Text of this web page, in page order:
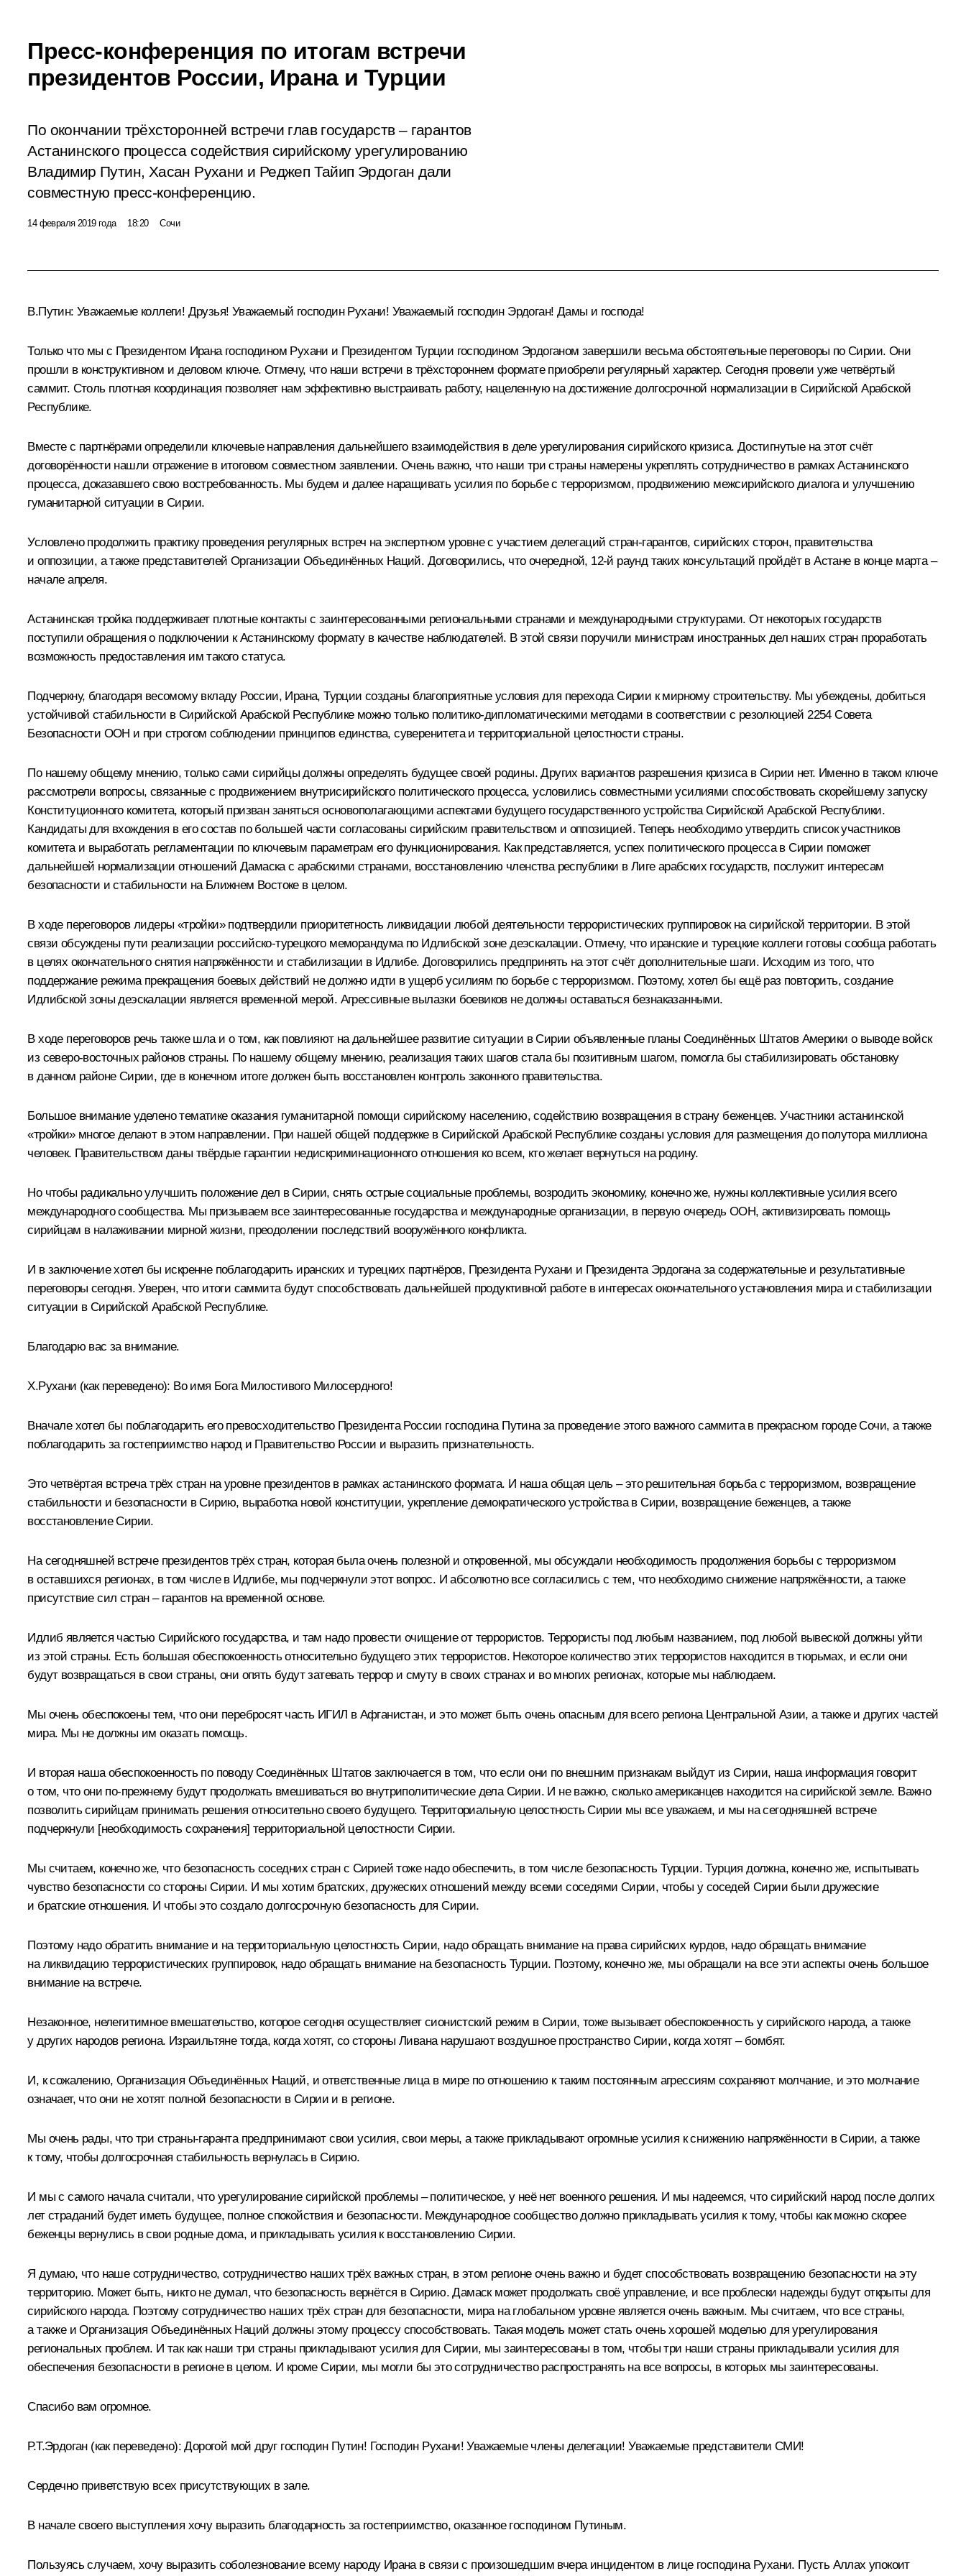
Пресс-конференция по итогам встречи
президентов России, Ирана и Турции
По окончании трёхсторонней встречи глав государств – гарантов
Астанинского процесса содействия сирийскому урегулированию
Владимир Путин, Хасан Рухани и Реджеп Тайип Эрдоган дали
совместную пресс-конференцию.
14 февраля 2019 года 18:20 Сочи
В.Путин: Уважаемые коллеги! Друзья! Уважаемый господин Рухани! Уважаемый господин Эрдоган! Дамы и господа!
Только что мы с Президентом Ирана господином Рухани и Президентом Турции господином Эрдоганом завершили весьма обстоятельные переговоры по Сирии. Они
прошли в конструктивном и деловом ключе. Отмечу, что наши встречи в трёхстороннем формате приобрели регулярный характер. Сегодня провели уже четвёртый
саммит. Столь плотная координация позволяет нам эффективно выстраивать работу, нацеленную на достижение долгосрочной нормализации в Сирийской Арабской
Республике.
Вместе с партнёрами определили ключевые направления дальнейшего взаимодействия в деле урегулирования сирийского кризиса. Достигнутые на этот счёт
договорённости нашли отражение в итоговом совместном заявлении. Очень важно, что наши три страны намерены укреплять сотрудничество в рамках Астанинского
процесса, доказавшего свою востребованность. Мы будем и далее наращивать усилия по борьбе с терроризмом, продвижению межсирийского диалога и улучшению
гуманитарной ситуации в Сирии.
Условлено продолжить практику проведения регулярных встреч на экспертном уровне с участием делегаций стран-гарантов, сирийских сторон, правительства
и оппозиции, а также представителей Организации Объединённых Наций. Договорились, что очередной, 12-й раунд таких консультаций пройдёт в Астане в конце марта –
начале апреля.
Астанинская тройка поддерживает плотные контакты с заинтересованными региональными странами и международными структурами. От некоторых государств
поступили обращения о подключении к Астанинскому формату в качестве наблюдателей. В этой связи поручили министрам иностранных дел наших стран проработать
возможность предоставления им такого статуса.
Подчеркну, благодаря весомому вкладу России, Ирана, Турции созданы благоприятные условия для перехода Сирии к мирному строительству. Мы убеждены, добиться
устойчивой стабильности в Сирийской Арабской Республике можно только политико-дипломатическими методами в соответствии с резолюцией 2254 Совета
Безопасности ООН и при строгом соблюдении принципов единства, суверенитета и территориальной целостности страны.
По нашему общему мнению, только сами сирийцы должны определять будущее своей родины. Других вариантов разрешения кризиса в Сирии нет. Именно в таком ключе
рассмотрели вопросы, связанные с продвижением внутрисирийского политического процесса, условились совместными усилиями способствовать скорейшему запуску
Конституционного комитета, который призван заняться основополагающими аспектами будущего государственного устройства Сирийской Арабской Республики.
Кандидаты для вхождения в его состав по большей части согласованы сирийским правительством и оппозицией. Теперь необходимо утвердить список участников
комитета и выработать регламентации по ключевым параметрам его функционирования. Как представляется, успех политического процесса в Сирии поможет
дальнейшей нормализации отношений Дамаска с арабскими странами, восстановлению членства республики в Лиге арабских государств, послужит интересам
безопасности и стабильности на Ближнем Востоке в целом.
В ходе переговоров лидеры «тройки» подтвердили приоритетность ликвидации любой деятельности террористических группировок на сирийской территории. В этой
связи обсуждены пути реализации российско-турецкого меморандума по Идлибской зоне деэскалации. Отмечу, что иранские и турецкие коллеги готовы сообща работать
в целях окончательного снятия напряжённости и стабилизации в Идлибе. Договорились предпринять на этот счёт дополнительные шаги. Исходим из того, что
поддержание режима прекращения боевых действий не должно идти в ущерб усилиям по борьбе с терроризмом. Поэтому, хотел бы ещё раз повторить, создание
Идлибской зоны деэскалации является временной мерой. Агрессивные вылазки боевиков не должны оставаться безнаказанными.
В ходе переговоров речь также шла и о том, как повлияют на дальнейшее развитие ситуации в Сирии объявленные планы Соединённых Штатов Америки о выводе войск
из северо-восточных районов страны. По нашему общему мнению, реализация таких шагов стала бы позитивным шагом, помогла бы стабилизировать обстановку
в данном районе Сирии, где в конечном итоге должен быть восстановлен контроль законного правительства.
Большое внимание уделено тематике оказания гуманитарной помощи сирийскому населению, содействию возвращения в страну беженцев. Участники астанинской
«тройки» многое делают в этом направлении. При нашей общей поддержке в Сирийской Арабской Республике созданы условия для размещения до полутора миллиона
человек. Правительством даны твёрдые гарантии недискриминационного отношения ко всем, кто желает вернуться на родину.
Но чтобы радикально улучшить положение дел в Сирии, снять острые социальные проблемы, возродить экономику, конечно же, нужны коллективные усилия всего
международного сообщества. Мы призываем все заинтересованные государства и международные организации, в первую очередь ООН, активизировать помощь
сирийцам в налаживании мирной жизни, преодолении последствий вооружённого конфликта.
И в заключение хотел бы искренне поблагодарить иранских и турецких партнёров, Президента Рухани и Президента Эрдогана за содержательные и результативные
переговоры сегодня. Уверен, что итоги саммита будут способствовать дальнейшей продуктивной работе в интересах окончательного установления мира и стабилизации
ситуации в Сирийской Арабской Республике.
Благодарю вас за внимание.
Х.Рухани (как переведено): Во имя Бога Милостивого Милосердного!
Вначале хотел бы поблагодарить его превосходительство Президента России господина Путина за проведение этого важного саммита в прекрасном городе Сочи, а также
поблагодарить за гостеприимство народ и Правительство России и выразить признательность.
Это четвёртая встреча трёх стран на уровне президентов в рамках астанинского формата. И наша общая цель – это решительная борьба с терроризмом, возвращение
стабильности и безопасности в Сирию, выработка новой конституции, укрепление демократического устройства в Сирии, возвращение беженцев, а также
восстановление Сирии.
На сегодняшней встрече президентов трёх стран, которая была очень полезной и откровенной, мы обсуждали необходимость продолжения борьбы с терроризмом
в оставшихся регионах, в том числе в Идлибе, мы подчеркнули этот вопрос. И абсолютно все согласились с тем, что необходимо снижение напряжённости, а также
присутствие сил стран – гарантов на временной основе.
Идлиб является частью Сирийского государства, и там надо провести очищение от террористов. Террористы под любым названием, под любой вывеской должны уйти
из этой страны. Есть большая обеспокоенность относительно будущего этих террористов. Некоторое количество этих террористов находится в тюрьмах, и если они
будут возвращаться в свои страны, они опять будут затевать террор и смуту в своих странах и во многих регионах, которые мы наблюдаем.
Мы очень обеспокоены тем, что они перебросят часть ИГИЛ в Афганистан, и это может быть очень опасным для всего региона Центральной Азии, а также и других частей
мира. Мы не должны им оказать помощь.
И вторая наша обеспокоенность по поводу Соединённых Штатов заключается в том, что если они по внешним признакам выйдут из Сирии, наша информация говорит
о том, что они по‑прежнему будут продолжать вмешиваться во внутриполитические дела Сирии. И не важно, сколько американцев находится на сирийской земле. Важно
позволить сирийцам принимать решения относительно своего будущего. Территориальную целостность Сирии мы все уважаем, и мы на сегодняшней встрече
подчеркнули [необходимость сохранения] территориальной целостности Сирии.
Мы считаем, конечно же, что безопасность соседних стран с Сирией тоже надо обеспечить, в том числе безопасность Турции. Турция должна, конечно же, испытывать
чувство безопасности со стороны Сирии. И мы хотим братских, дружеских отношений между всеми соседями Сирии, чтобы у соседей Сирии были дружеские
и братские отношения. И чтобы это создало долгосрочную безопасность для Сирии.
Поэтому надо обратить внимание и на территориальную целостность Сирии, надо обращать внимание на права сирийских курдов, надо обращать внимание
на ликвидацию террористических группировок, надо обращать внимание на безопасность Турции. Поэтому, конечно же, мы обращали на все эти аспекты очень большое
внимание на встрече.
Незаконное, нелегитимное вмешательство, которое сегодня осуществляет сионистский режим в Сирии, тоже вызывает обеспокоенность у сирийского народа, а также
у других народов региона. Израильтяне тогда, когда хотят, со стороны Ливана нарушают воздушное пространство Сирии, когда хотят – бомбят.
И, к сожалению, Организация Объединённых Наций, и ответственные лица в мире по отношению к таким постоянным агрессиям сохраняют молчание, и это молчание
означает, что они не хотят полной безопасности в Сирии и в регионе.
Мы очень рады, что три страны-гаранта предпринимают свои усилия, свои меры, а также прикладывают огромные усилия к снижению напряжённости в Сирии, а также
к тому, чтобы долгосрочная стабильность вернулась в Сирию.
И мы с самого начала считали, что урегулирование сирийской проблемы – политическое, у неё нет военного решения. И мы надеемся, что сирийский народ после долгих
лет страданий будет иметь будущее, полное спокойствия и безопасности. Международное сообщество должно прикладывать усилия к тому, чтобы как можно скорее
беженцы вернулись в свои родные дома, и прикладывать усилия к восстановлению Сирии.
Я думаю, что наше сотрудничество, сотрудничество наших трёх важных стран, в этом регионе очень важно и будет способствовать возвращению безопасности на эту
территорию. Может быть, никто не думал, что безопасность вернётся в Сирию. Дамаск может продолжать своё управление, и все проблески надежды будут открыты для
сирийского народа. Поэтому сотрудничество наших трёх стран для безопасности, мира на глобальном уровне является очень важным. Мы считаем, что все страны,
а также и Организация Объединённых Наций должны этому процессу способствовать. Такая модель может стать очень хорошей моделью для урегулирования
региональных проблем. И так как наши три страны прикладывают усилия для Сирии, мы заинтересованы в том, чтобы три наши страны прикладывали усилия для
обеспечения безопасности в регионе в целом. И кроме Сирии, мы могли бы это сотрудничество распространять на все вопросы, в которых мы заинтересованы.
Спасибо вам огромное.
Р.Т.Эрдоган (как переведено): Дорогой мой друг господин Путин! Господин Рухани! Уважаемые члены делегации! Уважаемые представители СМИ!
Сердечно приветствую всех присутствующих в зале.
В начале своего выступления хочу выразить благодарность за гостеприимство, оказанное господином Путиным.
Пользуясь случаем, хочу выразить соболезнование всему народу Ирана в связи с произошедшим вчера инцидентом в лице господина Рухани. Пусть Аллах упокоит